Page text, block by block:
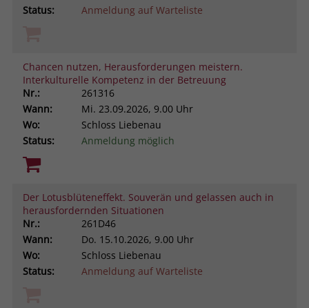
Status:
Anmeldung auf Warteliste
Chancen nutzen, Herausforderungen meistern.
Interkulturelle Kompetenz in der Betreuung
Nr.:
261316
Wann:
Mi. 23.09.2026, 9.00 Uhr
Wo:
Schloss Liebenau
Status:
Anmeldung möglich
Der Lotusblüteneffekt. Souverän und gelassen auch in
herausfordernden Situationen
Nr.:
261D46
Wann:
Do. 15.10.2026, 9.00 Uhr
Wo:
Schloss Liebenau
Status:
Anmeldung auf Warteliste